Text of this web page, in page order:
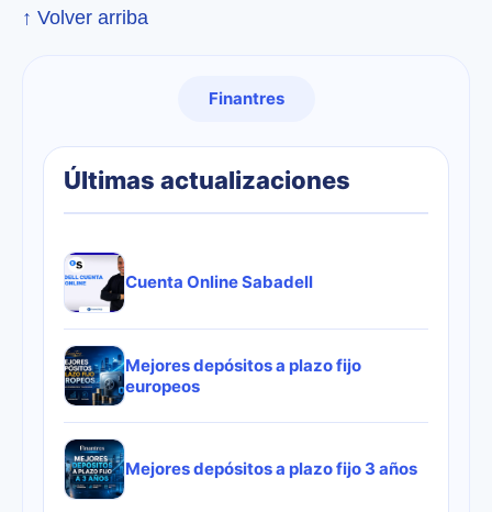
↑ Volver arriba
Finantres
Últimas actualizaciones
Cuenta Online Sabadell
Mejores depósitos a plazo fijo
europeos
Mejores depósitos a plazo fijo 3 años